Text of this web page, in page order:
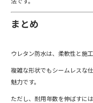
まとめ
ウレタン防水は、柔軟性と施
複雑な形状でもシームレスな
魅力です。
ただし、耐用年数を伸ばすに